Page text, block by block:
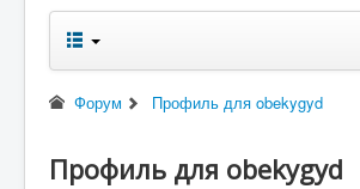
Главная
Новости правления
Начисления к оплате
Реквизиты
Форум Профиль для obekygyd
Профиль для obekygyd